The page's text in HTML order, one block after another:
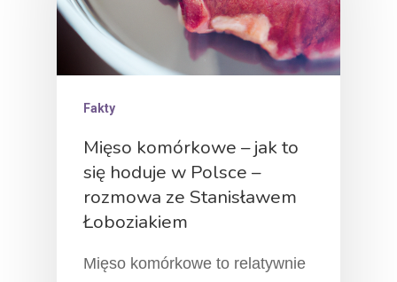
Fakty
Mięso komórkowe – jak to
się hoduje w Polsce –
rozmowa ze Stanisławem
Łoboziakiem
Mięso komórkowe to relatywnie